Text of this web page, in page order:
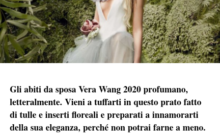
Gli abiti da sposa Vera Wang 2020 profumano,
letteralmente. Vieni a tuffarti in questo prato fatto
di tulle e inserti floreali e preparati a innamorarti
della sua eleganza, perché non potrai farne a meno.